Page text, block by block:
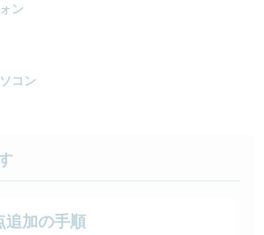
ン
コン
追加の手順